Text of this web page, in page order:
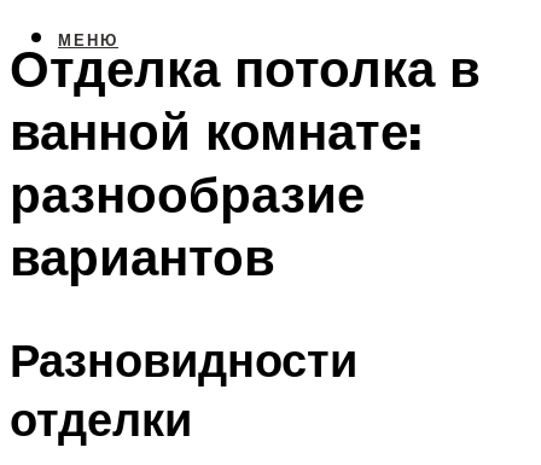
МЕНЮ
Отделка потолка в
ванной комнате:
разнообразие
вариантов
Разновидности
отделки